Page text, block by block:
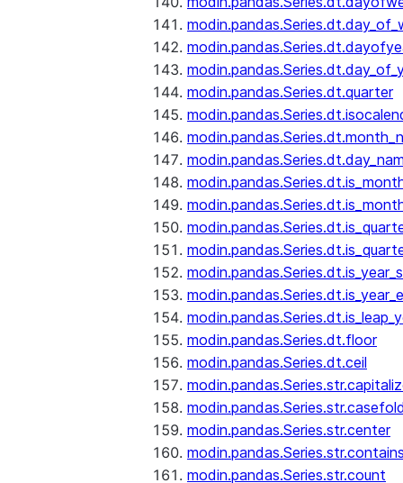
modin.pandas.Series.dt.quarter
modin.pandas.Series.dt.floor
modin.pandas.Series.dt.ceil
modin.pandas.Series.str.center
modin.pandas.Series.str.count